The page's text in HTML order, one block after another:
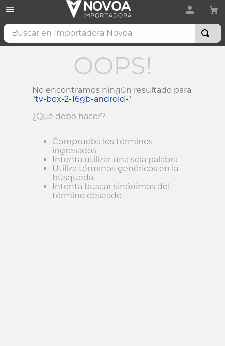
Buscar en Importadora Novoa
OOPS!
No encontramos ningún resultado para
"tv-box-2-16gb-android-"
¿Qué debo hacer?
Comprueba los términos
ingresados
Intenta utilizar una sola palabra
Utiliza términos genéricos en la
búsqueda
Intenta buscar sinónimos del
término deseado